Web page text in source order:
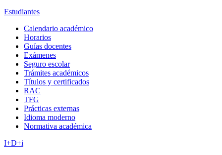
Estudiantes
Calendario académico
Horarios
Guías docentes
Exámenes
Seguro escolar
Trámites académicos
Títulos y certificados
RAC
TFG
Prácticas externas
Idioma moderno
Normativa académica
I+D+i